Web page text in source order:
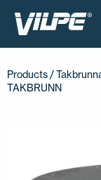
INSTALLATION &
Products /
TAKBRUNN